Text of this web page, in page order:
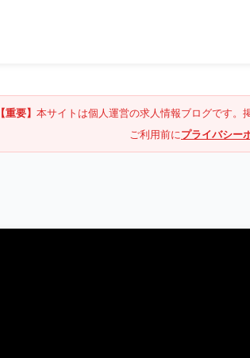
【重要】 本サイトは個人運営の求人情報ブログです。
ご利用前にプライバシー